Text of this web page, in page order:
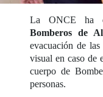
La ONCE ha
Bomberos de
evacuación de las
visual en caso de
cuerpo de
personas.